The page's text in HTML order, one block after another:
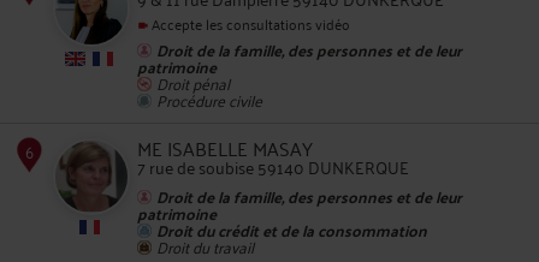
Accepte les consultations vidéo
Droit de la famille, des personnes et de leur
patrimoine
Droit pénal
Procédure civile
ME ISABELLE MASAY
7 rue de soubise 59140 DUNKERQUE
Droit de la famille, des personnes et de leur
patrimoine
Droit du crédit et de la consommation
Droit du travail